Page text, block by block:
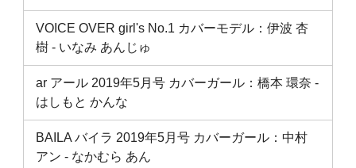
VOICE OVER girl's No.1 カバーモデル：伊波 杏
樹 ‐ いなみ あんじゅ
ar アール 2019年5月号 カバーガール：橋本 環奈 ‐
はしもと かんな
BAILA バイラ 2019年5月号 カバーガール：中村
アン ‐ なかむら あん